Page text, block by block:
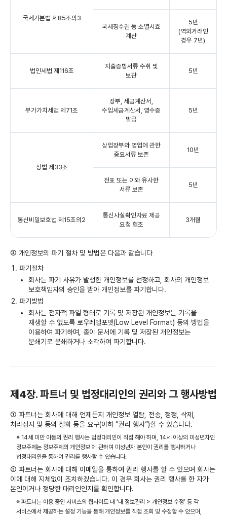
국세기본법 제85조의3
국세징수권 등 소멸시효
계산
5년
(역외거래인
경우 7년)
법인세법 제116조
지출증빙서류 수취 및
보관
5년
부가가치세법 제71조
장부, 세금계산서,
수입세금계산서, 영수증
발급
5년
상법 제33조
상업장부와 영업에 관한
중요서류 보존
10년
전표 또는 이와 유사한
서류 보존
5년
통신비밀보호법 제15조의2
통신사실확인자료 제공
요청 협조
3개월
③ 개인정보의 파기 절차 및 방법은 다음과 같습니다
파기절차
회사는 파기 사유가 발생한 개인정보를 선정하고, 회사의 개인정보
보호책임자의 승인을 받아 개인정보를 파기합니다.
파기방법
회사는 전자적 파일 형태로 기록 및 저장된 개인정보는 기록을
재생할 수 없도록 로우레벨포멧(Low Level Format) 등의 방법을
이용하여 파기하며, 종이 문서에 기록 및 저장된 개인정보는
분쇄기로 분쇄하거나 소각하여 파기합니다.
제4장. 파트너 및 법정대리인의 권리와 그 행사방법
① 파트너는 회사에 대해 언제든지 개인정보 열람, 전송, 정정, 삭제,
처리정지 및 동의 철회 등을 요구(이하 “권리 행사”)할 수 있습니다.
※ 14세 미만 아동의 권리 행사는 법정대리인이 직접 해야 하며, 14세 이상의 미성년자인
정보주체는 정보주체의 개인정보 에 관하여 미성년자 본인이 권리를 행사하거나
법정대리인을 통하여 권리를 행사할 수 있습니다.
② 파트너는 회사에 대해 이메일을 통하여 권리 행사를 할 수 있으며 회사는
이에 대해 지체없이 조치하겠습니다. 이 경우 회사는 권리 행사를 한 자가
본인이거나 정당한 대리인인지를 확인합니다.
※ 파트너는 이용 중인 서비스의 웹사이트 내 ‘내 정보관리 > 개인정보 수정’ 등 각
서비스에서 제공하는 설정 기능을 통해 개인정보를 직접 조회 및 수정할 수 있으며,